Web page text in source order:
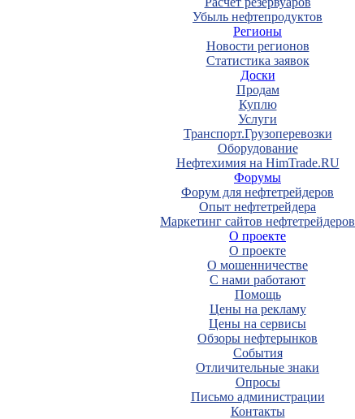
Убыль нефтепродуктов
Регионы
Новости регионов
Статистика заявок
Доски
Продам
Куплю
Услуги
Транспорт.Грузоперевозки
Оборудование
Нефтехимия на HimTrade.RU
Форумы
Форум для нефтетрейдеров
Опыт нефтетрейдера
Маркетинг сайтов нефтетрейдеров
О проекте
О проекте
О мошенничестве
С нами работают
Помощь
Цены на рекламу
Цены на сервисы
Обзоры нефтерынков
События
Отличительные знаки
Опросы
Письмо администрации
Контакты